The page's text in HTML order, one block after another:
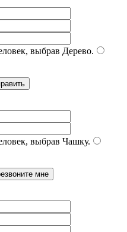
выбрав Дерево.
выбрав Чашку.